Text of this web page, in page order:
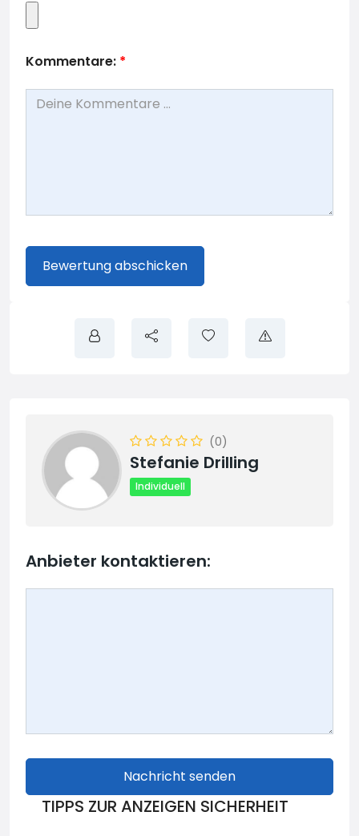
Kommentare: *
(0)
Stefanie Drilling
Individuell
Anbieter kontaktieren:
Nachricht senden
TIPPS ZUR ANZEIGEN SICHERHEIT